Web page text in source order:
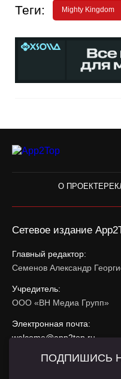
Теги: Mighty Kingdom
О ПРОЕКТЕ
Сетевое издание
Главный редактор:
Семенов Александр
Учредитель:
ООО «ВН Медиа Групп»
Электронная почта:
welcome@app2top.ru
При использовании
ПОДПИШИСЬ